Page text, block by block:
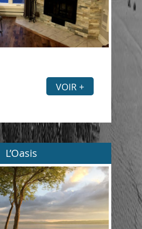
VOIR +
L’Oasis